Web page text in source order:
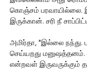
கொஞ்சம்
இருக்கான். சரி நீ
அமிர்தா, "இல்லை நந்து.
செய்யறது மனுஷத்தனம்.
என்றவள் இருவருக்கும்